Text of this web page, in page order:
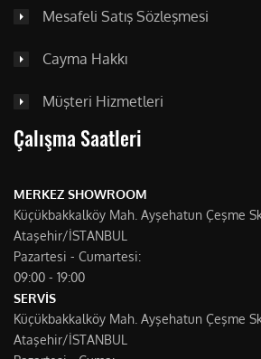
Mesafeli Satış Sözleşmesi
Cayma Hakkı
Müşteri Hizmetleri
Çalışma Saatleri
MERKEZ SHOWROOM
Küçükbakkalköy Mah. Ayşehatun Çeşme
Ataşehir/İSTANBUL
Pazartesi - Cumartesi:
09:00 - 19:00
SERVİS
Küçükbakkalköy Mah. Ayşehatun Çeşme
Ataşehir/İSTANBUL